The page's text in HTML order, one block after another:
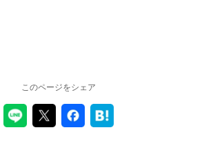
このページをシェア